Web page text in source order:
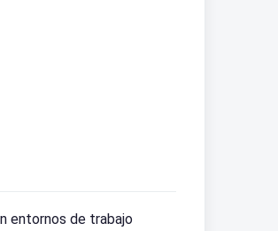
entornos de trabajo